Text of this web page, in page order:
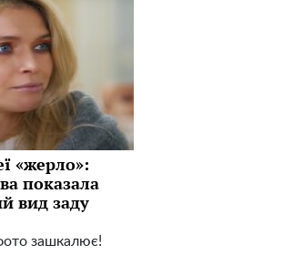
«жерло»:
показала
вид заду
зашкалює!